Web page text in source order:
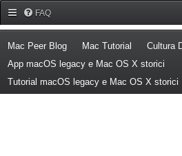
FAQ
Mac Peer Blog(Opens a new tab)
Mac Tutorial (Opens a
Cultura
App macOS legacy e Mac OS X storici
Tutorial macOS legacy e Mac OS X storici